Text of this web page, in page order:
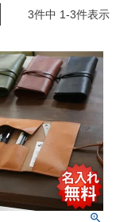
3件中 1-3件表示